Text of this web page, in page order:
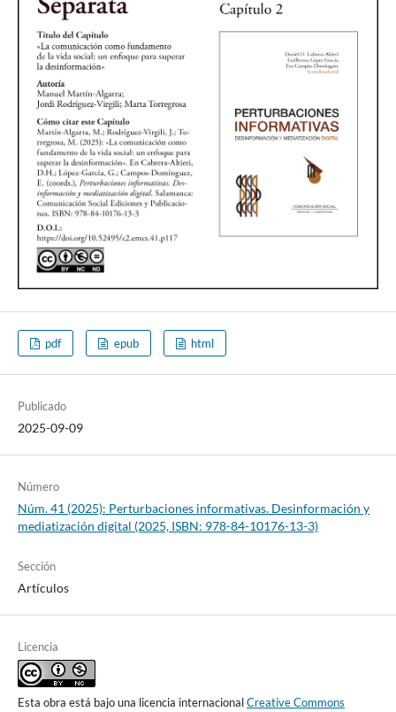
pdf epub html
Publicado
2025-09-09
Número
Núm. 41 (2025): Perturbaciones informativas. Desinformación y
mediatización digital (2025, ISBN: 978-84-10176-13-3)
Sección
Artículos
Licencia
Esta obra está bajo una licencia internacionalCreative Commons